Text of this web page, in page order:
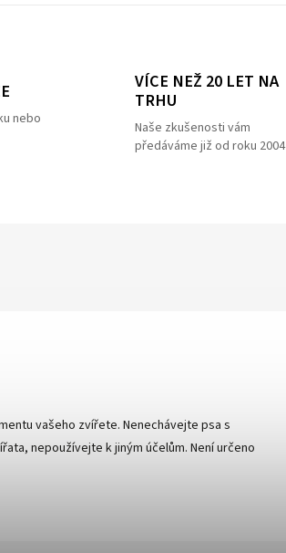
nebo
VÍCE NEŽ 20 LET NA
TRHU
Naše zkušenosti vám
předáváme již od roku 2004
vašeho zvířete. Nenechávejte psa s
nepoužívejte k jiným účelům. Není určeno